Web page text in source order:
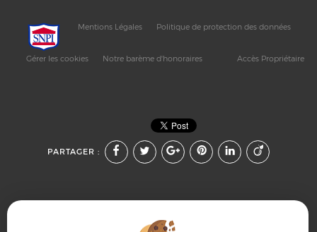
Mentions Légales Politique de protection des données
Gérer les cookies Notre barème d'honoraires Accès Propriétaire
PARTAGER :